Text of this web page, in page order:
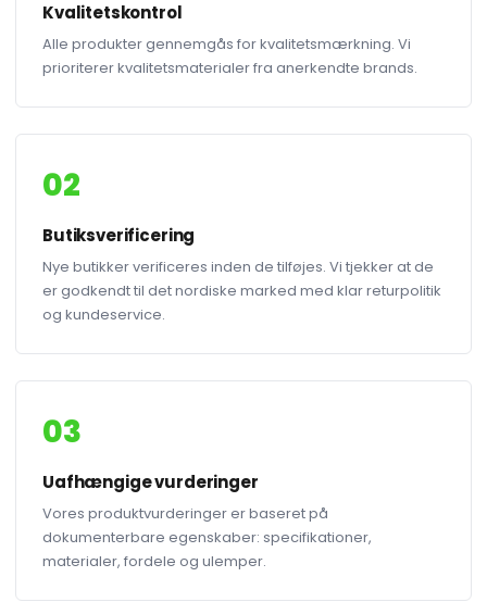
Kvalitetskontrol
Alle produkter gennemgås for kvalitetsmærkning. Vi
prioriterer kvalitetsmaterialer fra anerkendte brands.
02
Butiksverificering
Nye butikker verificeres inden de tilføjes. Vi tjekker at de
er godkendt til det nordiske marked med klar returpolitik
og kundeservice.
03
Uafhængige vurderinger
Vores produktvurderinger er baseret på
dokumenterbare egenskaber: specifikationer,
materialer, fordele og ulemper.